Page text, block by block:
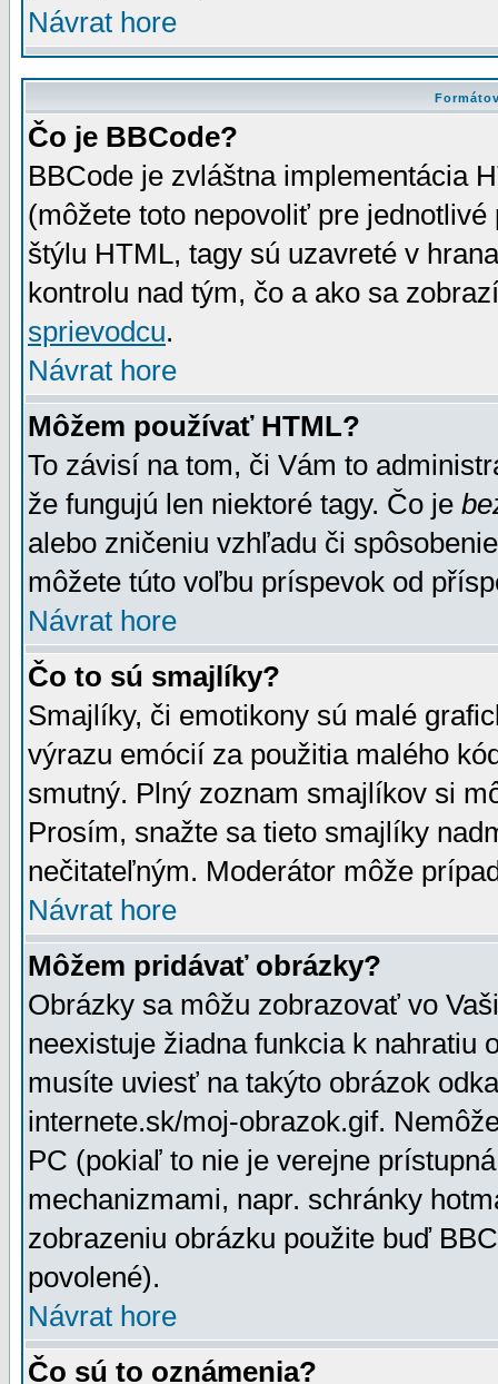
Návrat hore
Čo je BBCode?
BBCode je zvláštna implementácia
(môžete toto nepovoliť pre
štýlu HTML, tagy sú uzavreté v
kontrolu nad tým, čo a ako sa
sprievodcu.
Návrat hore
Môžem používať HTML?
To závisí na tom, či Vám to
že fungujú len niektoré tagy. Čo je
alebo zničeniu vzhľadu či
môžete túto voľbu príspevok od
Návrat hore
Čo to sú smajlíky?
Smajlíky, či emotikony sú malé
výrazu emócií za použitia malého
smutný. Plný zoznam smajlíkov si
Prosím, snažte sa tieto smajlíky
nečitateľným. Moderátor môže
Návrat hore
Môžem pridávať obrázky?
Obrázky sa môžu zobrazovať vo
neexistuje žiadna funkcia k nahratiu
musíte uviesť na takýto obrázok
internete.sk/moj-obrazok.gif.
PC (pokiaľ to nie je verejne
mechanizmami, napr. schránky
zobrazeniu obrázku použite buď
povolené).
Návrat hore
Čo sú to oznámenia?